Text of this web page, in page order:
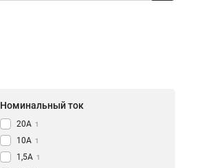
Номинальный ток
20А 1
10A 1
1,5А 1